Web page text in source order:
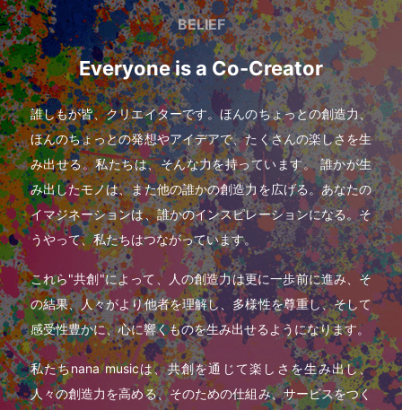
BELIEF
Everyone is a Co-Creator
誰しもが皆、クリエイターです。ほんのちょっとの創造力、
ほんのちょっとの発想やアイデアで、たくさんの楽しさを生
み出せる。私たちは、そんな力を持っています。 誰かが生
み出したモノは、また他の誰かの創造力を広げる。あなたの
イマジネーションは、誰かのインスピレーションになる。そ
うやって、私たちはつながっています。
これら"共創"によって、人の創造力は更に一歩前に進み、そ
の結果、人々がより他者を理解し、多様性を尊重し、そして
感受性豊かに、心に響くものを生み出せるようになります。
私たちnana musicは、共創を通じて楽しさを生み出し、
人々の創造力を高める、そのための仕組み、サービスをつく